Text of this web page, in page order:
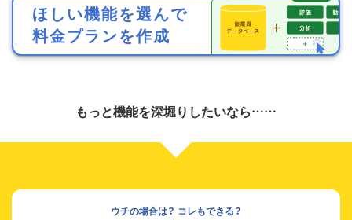
ほしい機能を選んで
料金プランを作成
もっと機能を深堀りしたいなら……
ウチの場合は？ コレもできる？